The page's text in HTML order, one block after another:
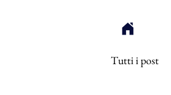
Tutti i post